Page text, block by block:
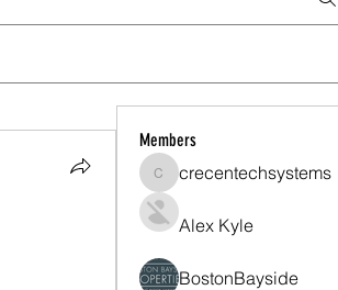
Members
crecentechsystems
crecentechsystems
Alex Kyle
BostonBayside